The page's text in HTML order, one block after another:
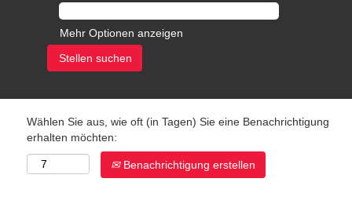
Mehr Optionen anzeigen
Wählen Sie aus, wie oft (in Tagen) Sie eine Benachrichtigung
erhalten möchten:
Benachrichtigung erstellen